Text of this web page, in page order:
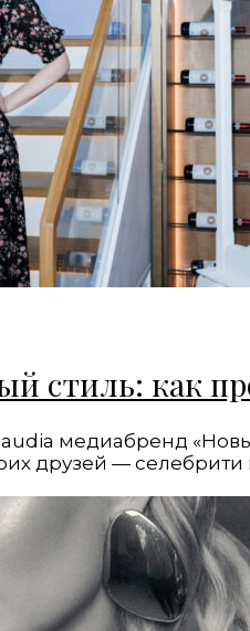
стиль: как
медиабренд
друзей —